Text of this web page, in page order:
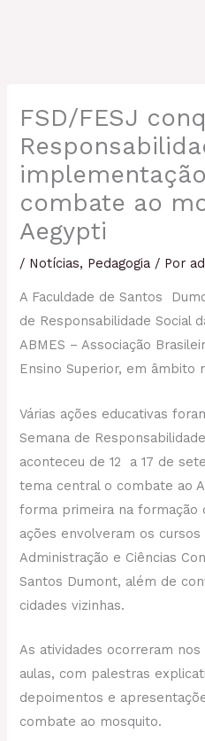
FSD/FESJ
combate ao
Aegypti
/ Notícias, Pedagogia / Por
A Faculdade de Santos
de Responsabilidade Social
ABMES – Associação
Ensino Superior, em âmbito
Várias ações educativas
Semana de
aconteceu de 12 a 17 de
tema central o combate ao
forma primeira na formação
ações envolveram os cursos
Administração e Ciências
Santos Dumont, além de
cidades vizinhas.
As atividades ocorreram
aulas, com palestras
depoimentos e
combate ao mosquito.